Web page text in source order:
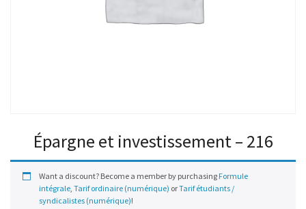
Épargne et investissement – 216
Want a discount? Become a member by purchasing Formule
intégrale, Tarif ordinaire (numérique) orTarif étudiants /
syndicalistes (numérique)!